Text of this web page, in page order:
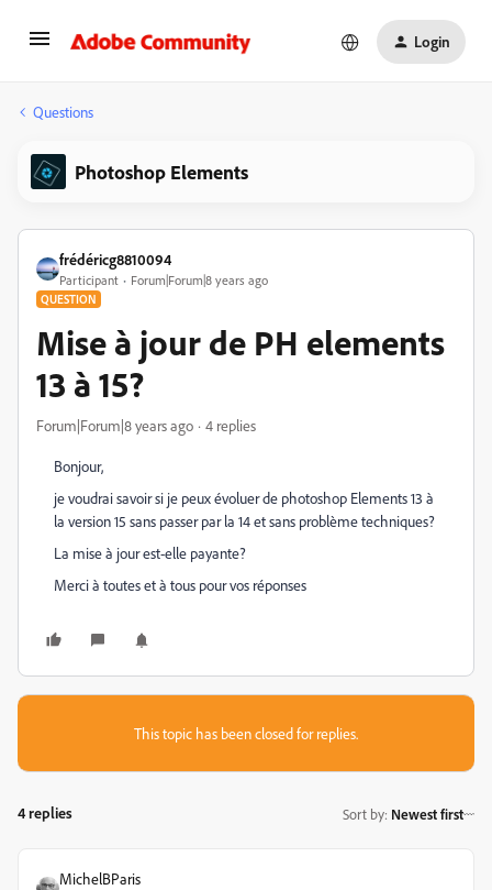
Login
Questions
Photoshop Elements
frédéricg8810094
Participant Forum|Forum|8 years ago
QUESTION
Mise à jour de PH elements
13 à 15?
Forum|Forum|8 years ago 4 replies
Bonjour,
je voudrai savoir si je peux évoluer de photoshop Elements 13 à
la version 15 sans passer par la 14 et sans problème techniques?
La mise à jour est-elle payante?
Merci à toutes et à tous pour vos réponses
This topic has been closed for replies.
4 replies Sort by: Newest first
MichelBParis